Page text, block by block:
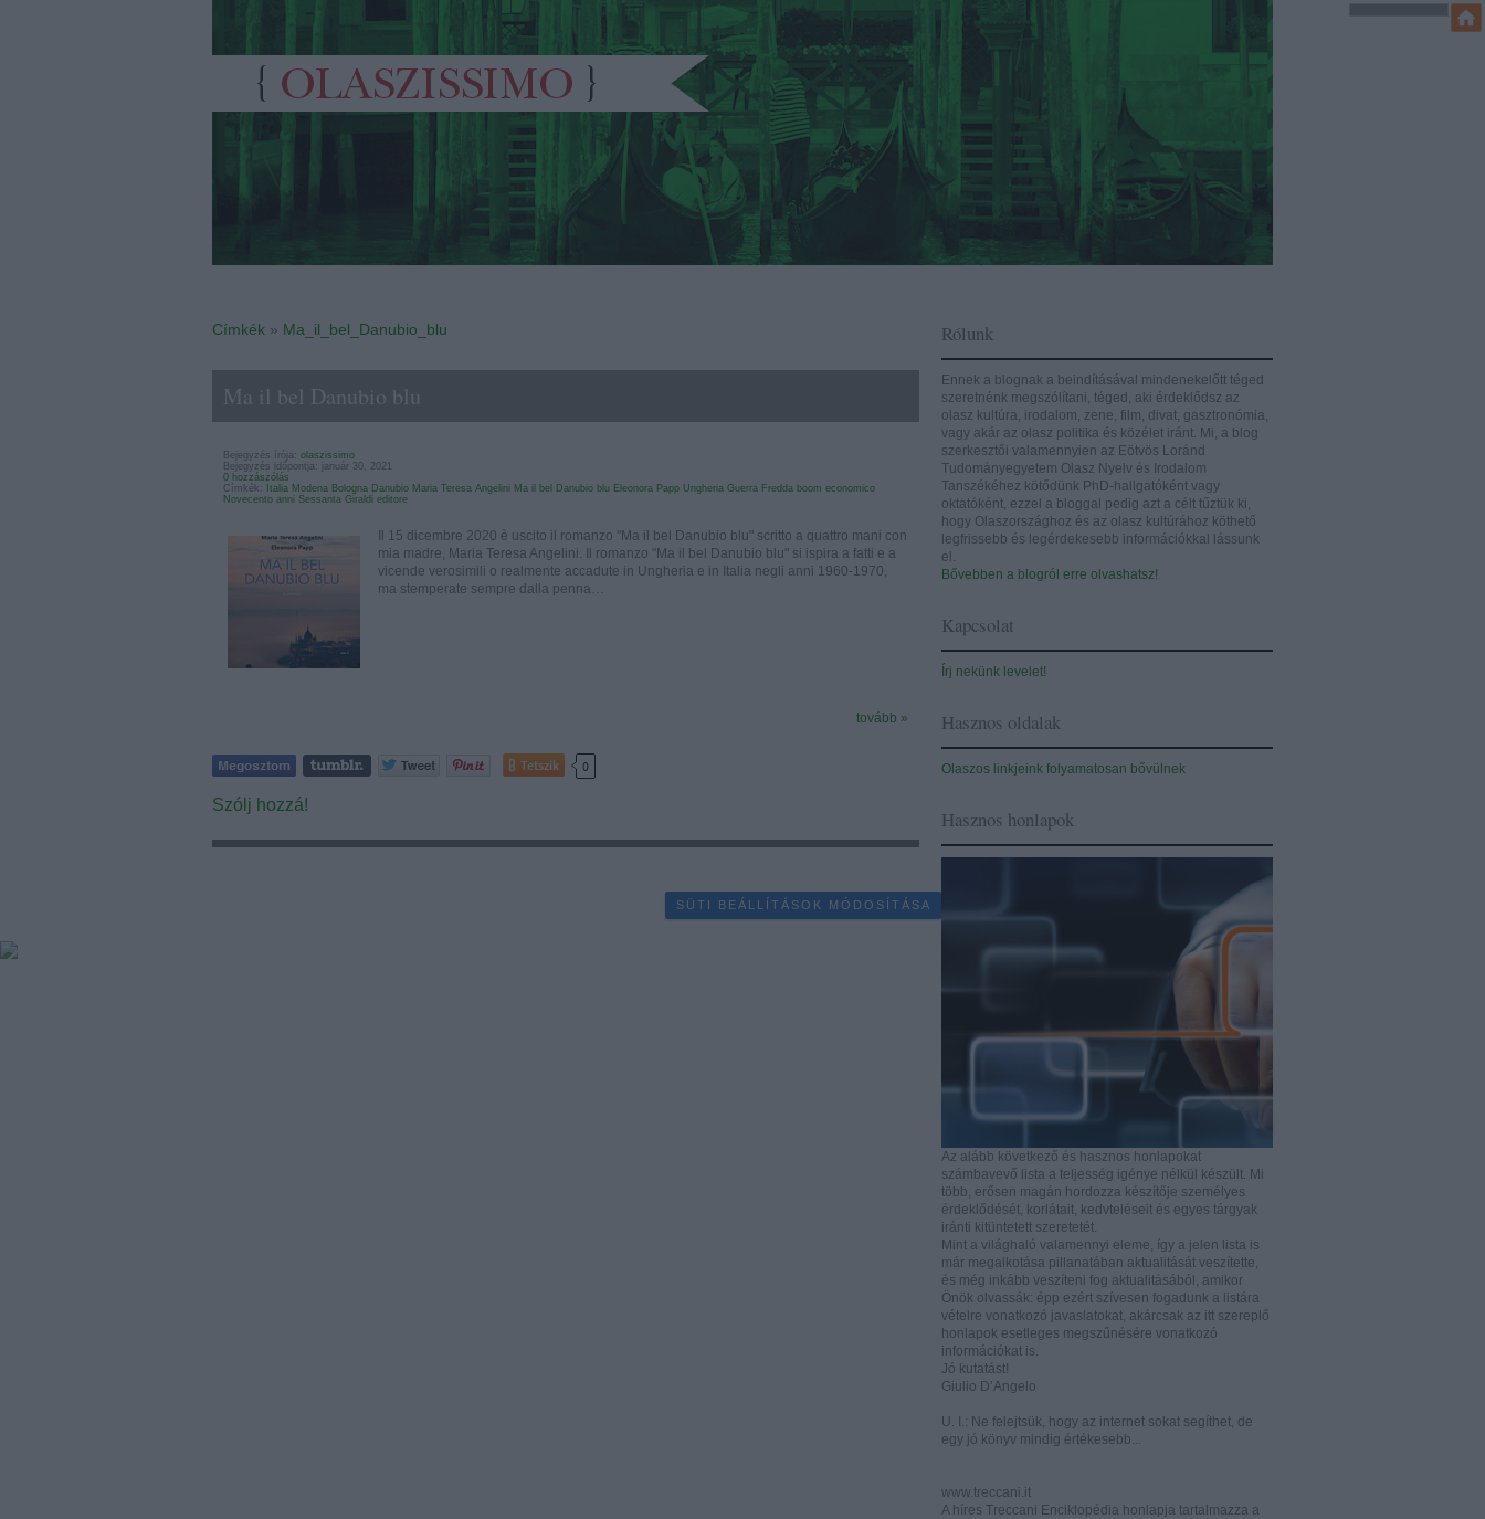
Rólunk
Ennek a blognak a beindításával mindenekelőtt téged
szeretnénk megszólítani, téged, aki érdeklődsz az
olasz kultúra, irodalom, zene, film, divat, gasztronómia,
vagy akár az olasz politika és közélet iránt. Mi, a blog
szerkesztői valamennyien az Eötvös Loránd
Tudományegyetem Olasz Nyelv és Irodalom
Tanszékéhez kötődünk PhD-hallgatóként vagy
oktatóként, ezzel a bloggal pedig azt a célt tűztük ki,
hogy Olaszországhoz és az olasz kultúrához köthető
legfrissebb és legérdekesebb információkkal lássunk
el.
Bővebben a blogról erre olvashatsz!
Kapcsolat
Írj nekünk levelet!
Hasznos oldalak
Olaszos linkjeink folyamatosan bővülnek
Hasznos honlapok
Az alább következő és hasznos honlapokat
számbavevő lista a teljesség igénye nélkül készült. Mi
több, erősen magán hordozza készítője személyes
érdeklődését, korlátait, kedvteléseit és egyes tárgyak
iránti kitüntetett szeretetét.
Mint a világhaló valamennyi eleme, így a jelen lista is
már megalkotása pillanatában aktualitását veszítette,
és még inkább veszíteni fog aktualitásából, amikor
Önök olvassák: épp ezért szívesen fogadunk a listára
vételre vonatkozó javaslatokat, akárcsak az itt szereplő
honlapok esetleges megszűnésére vonatkozó
információkat is.
Jó kutatást!
Giulio D’Angelo
U. I.: Ne felejtsük, hogy az internet sokat segíthet, de
egy jó könyv mindig értékesebb...
www.treccani.it
A híres Treccani Enciklopédia honlapja tartalmazza a
Címkék » Ma_il_bel_Danubio_blu
Ma il bel Danubio blu
Bejegyzés írója: olaszissimo
Bejegyzés időpontja: január 30, 2021
0 hozzászólás
Címkék:
Italia Modena Bologna Danubio Maria Teresa Angelini Ma il bel Danubio blu Eleonora Papp Ungheria Guerra Fredda boom economico
Novecento anni Sessanta Giraldi editore
Il 15 dicembre 2020 è uscito il romanzo "Ma il bel Danubio blu" scritto a quattro mani con
mia madre, Maria Teresa Angelini. Il romanzo "Ma il bel Danubio blu" si ispira a fatti e a
vicende verosimili o realmente accadute in Ungheria e in Italia negli anni 1960-1970,
ma stemperate sempre dalla penna…
tovább »
Tetszik 0
Szólj hozzá!
SÜTI BEÁLLÍTÁSOK MÓDOSÍTÁSA